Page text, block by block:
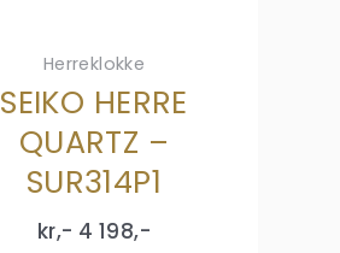
Herreklokke
SEIKO HERRE
QUARTZ –
SUR314P1
kr,- 4 198,-